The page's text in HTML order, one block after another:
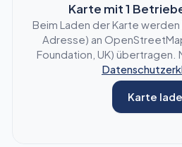
Karte mit1
Beim Laden der Karte werden
Adresse) an
Foundation, UK) übertragen.
Karte